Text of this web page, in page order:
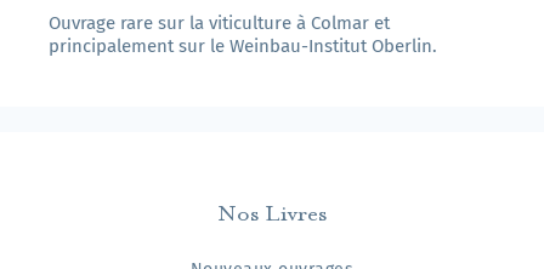
Ouvrage rare sur la viticulture à Colmar et
principalement sur le Weinbau-Institut Oberlin.
Nos Livres